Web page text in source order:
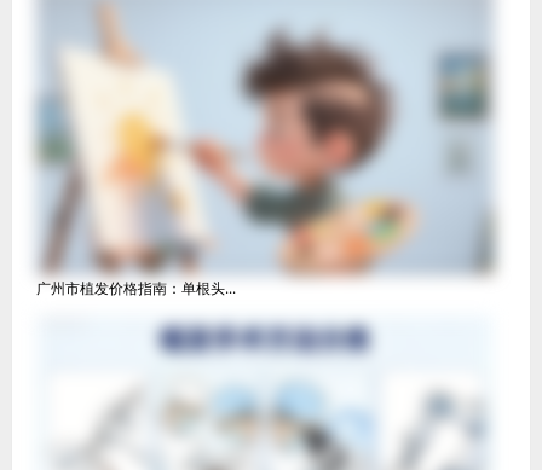
广州市植发价格指南：单根头...